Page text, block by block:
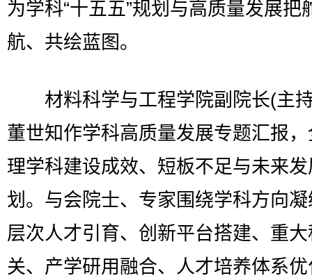
为学科“十五五”规划与高质量发展把
航、共绘蓝图。
材料科学与工程学院副院长(主
董世知作学科高质量发展专题汇报
理学科建设成效、短板不足与未来
划。与会院士、专家围绕学科方向
层次人才引育、创新平台搭建、重
关、产学研用融合、人才培养体系